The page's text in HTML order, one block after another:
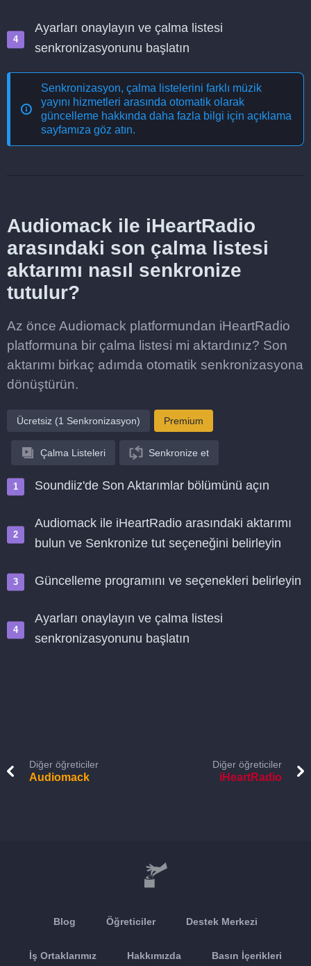
Ayarları onaylayın ve çalma listesi
senkronizasyonunu başlatın
Senkronizasyon, çalma listelerini farklı müzik
yayını hizmetleri arasında otomatik olarak
güncelleme hakkında daha fazla bilgi için açıklama
sayfamıza göz atın.
Audiomack ile iHeartRadio
arasındaki son çalma listesi
aktarımı nasıl senkronize
tutulur?
Az önce Audiomack platformundan iHeartRadio
platformuna bir çalma listesi mi aktardınız? Son
aktarımı birkaç adımda otomatik senkronizasyona
dönüştürün.
Ücretsiz (1 Senkronizasyon) Premium
Çalma Listeleri Senkronize et
Soundiiz'de Son Aktarımlar bölümünü açın
Audiomack ile iHeartRadio arasındaki aktarımı
bulun ve Senkronize tut seçeneğini belirleyin
Güncelleme programını ve seçenekleri belirleyin
Ayarları onaylayın ve çalma listesi
senkronizasyonunu başlatın
Diğer öğreticiler
Audiomack
Diğer öğreticiler
iHeartRadio
Blog Öğreticiler Destek Merkezi
İş Ortaklarımız Hakkımızda Basın İçerikleri